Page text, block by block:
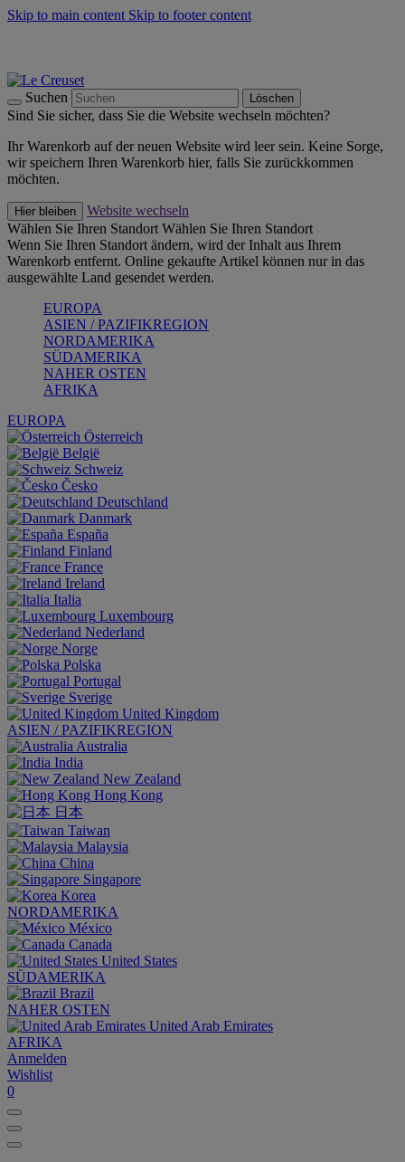
Skip to main content Skip to footer content
Suchen Löschen
Sind Sie sicher, dass Sie die Website wechseln möchten?
Ihr Warenkorb auf der neuen Website wird leer sein. Keine Sorge,
wir speichern Ihren Warenkorb hier, falls Sie zurückkommen
möchten.
Hier bleiben
Website wechseln
Wählen Sie Ihren Standort Wählen Sie Ihren Standort
Wenn Sie Ihren Standort ändern, wird der Inhalt aus Ihrem
Warenkorb entfernt. Online gekaufte Artikel können nur in das
ausgewählte Land gesendet werden.
EUROPA
ASIEN / PAZIFIKREGION
NORDAMERIKA
SÜDAMERIKA
NAHER OSTEN
AFRIKA
EUROPA
Österreich
België
Schweiz
Česko
Deutschland
Danmark
España
Finland
France
Ireland
Italia
Luxembourg
Nederland
Norge
Polska
Portugal
Sverige
United Kingdom
ASIEN / PAZIFIKREGION
Australia
India
New Zealand
Hong Kong
日本
Taiwan
Malaysia
China
Singapore
Korea
NORDAMERIKA
México
Canada
United States
SÜDAMERIKA
Brazil
NAHER OSTEN
United Arab Emirates
AFRIKA
Anmelden
Wishlist
0